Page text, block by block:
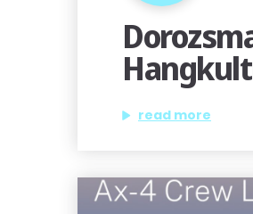
read more
„dorozsmai